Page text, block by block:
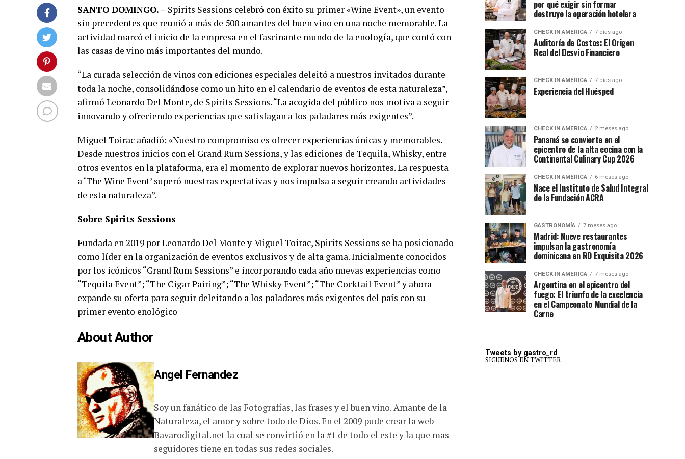
SANTO DOMINGO. – Spirits Sessions celebró con éxito su primer «Wine Event», un evento
sin precedentes que reunió a más de 500 amantes del buen vino en una noche memorable. La
actividad marcó el inicio de la empresa en el fascinante mundo de la enología, que contó con
las casas de vino más importantes del mundo.
“La curada selección de vinos con ediciones especiales deleitó a nuestros invitados durante
toda la noche, consolidándose como un hito en el calendario de eventos de esta naturaleza”,
afirmó Leonardo Del Monte, de Spirits Sessions. “La acogida del público nos motiva a seguir
innovando y ofreciendo experiencias que satisfagan a los paladares más exigentes”.
Miguel Toirac añadió: «Nuestro compromiso es ofrecer experiencias únicas y memorables.
Desde nuestros inicios con el Grand Rum Sessions, y las ediciones de Tequila, Whisky, entre
otros eventos en la plataforma, era el momento de explorar nuevos horizontes. La respuesta
a ‘The Wine Event’ superó nuestras expectativas y nos impulsa a seguir creando actividades
de esta naturaleza”.
Sobre Spirits Sessions
Fundada en 2019 por Leonardo Del Monte y Miguel Toirac, Spirits Sessions se ha posicionado
como líder en la organización de eventos exclusivos y de alta gama. Inicialmente conocidos
por los icónicos “Grand Rum Sessions” e incorporando cada año nuevas experiencias como
“Tequila Event”; “The Cigar Pairing”; “The Whisky Event”; “The Cocktail Event” y ahora
expande su oferta para seguir deleitando a los paladares más exigentes del país con su
primer evento enológico
About Author
Angel Fernandez
Soy un fanático de las Fotografías, las frases y el buen vino. Amante de la
Naturaleza, el amor y sobre todo de Dios. En el 2009 pude crear la web
Bavarodigital.net la cual se convirtió en la #1 de todo el este y la que mas
seguidores tiene en todas sus redes sociales.
por qué exigir sin formar
destruye la operación hotelera
CHECK IN AMERICA 7 días ago
Auditoría de Costos: El Origen
Real del Desvío Financiero
CHECK IN AMERICA 7 días ago
Experiencia del Huésped
CHECK IN AMERICA 2 meses ago
Panamá se convierte en el
epicentro de la alta cocina con la
Continental Culinary Cup 2026
CHECK IN AMERICA 6 meses ago
Nace el Instituto de Salud Integral
de la Fundación ACRA
GASTRONOMÍA 7 meses ago
Madrid: Nueve restaurantes
impulsan la gastronomía
dominicana en RD Exquisita 2026
CHECK IN AMERICA 7 meses ago
Argentina en el epicentro del
fuego: El triunfo de la excelencia
en el Campeonato Mundial de la
Carne
Tweets by gastro_rd
SIGUENOS EN TWITTER